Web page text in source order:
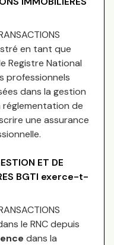
en tant que
Registre National
professionnels
dans la gestion
de
une assurance
ET DE
BGTI exerce-t-
le RNC depuis
dans la